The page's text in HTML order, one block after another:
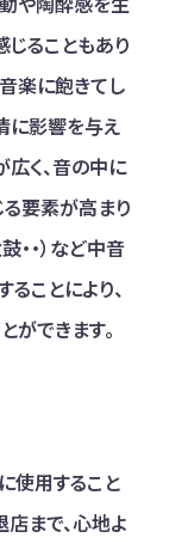
ることもあり
音楽に飽きてし
に影響を与え
く、音の中に
要素が高まり
・・）など中音
ことにより、
ができます。
使用すること
まで、心地よ